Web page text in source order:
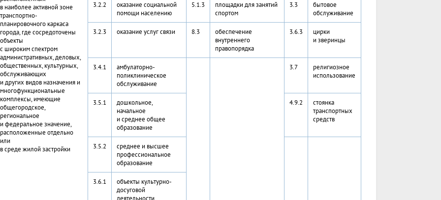
в наиболее активной зоне
транспортно-
планировочного каркаса
города, где сосредоточены
объекты
с широким спектром
административных, деловых,
общественных, культурных,
обслуживающих
и других видов назначения и
многофункциональные
комплексы, имеющие
общегородское,
региональное
и федеральное значение,
расположенные отдельно
или
в среде жилой застройки
3.2.2
оказание социальной
помощи населению
5.1.3
площадки для занятий
спортом
3.3
бытовое
обслуживание
3.2.3 оказание услуг связи 8.3
обеспечение
внутреннего
правопорядка
3.6.3
цирки
и зверинцы
3.4.1
амбулаторно-
поликлиническое
обслуживание
3.7
религиозное
использование
3.5.1
дошкольное,
начальное
и среднее общее
образование
4.9.2
стоянка
транспортных
средств
3.5.2
среднее и высшее
профессиональное
образование
3.6.1
объекты культурно-
досуговой